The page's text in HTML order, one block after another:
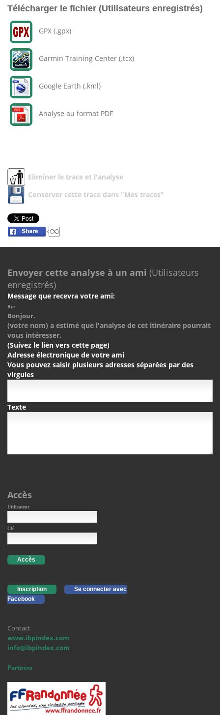
Télécharger le fichier (Utilisateurs enregistrés)
GPX (.gpx)
Garmin Training Center (.tcx)
Google Earth (.kml)
Analyse au format PDF
Eliminer le trace et l'analyse
Conserver cette trace dans "Mes traces"
Envoyer cette analyse à un ami (Utilisateurs
enregistrés)
Message que recevra votre ami:
Re:
Bonjour.
(votre nom) a estimé que l'analyse de cet itinéraire pourrait
vous intéresser.
(Suivez le lien vers cette page)
Adresse électronique de votre ami
Vous pouvez saisir plusieurs adresses séparées par des
virgules
Texte
Accès
Utilisateur
Clé
Accès
Inscription
Se connecter avec
Facebook
Contact
www.ibpindex.com
info@ibpindex.com
Partners